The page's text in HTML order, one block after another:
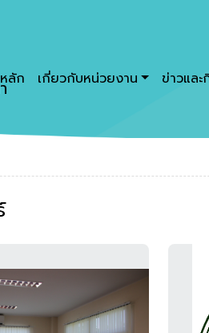
ลัก เกี่ยวกับหน่วยงาน ข่าวแล